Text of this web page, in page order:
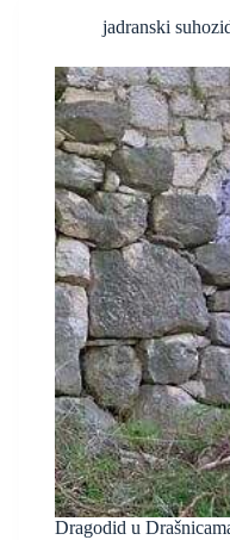
jadranski
Dragodid u